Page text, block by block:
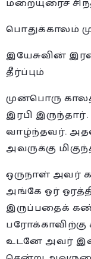
பொதுக்காலம்
இயேசுவின்
தீர்ப்பும்
முன்பொரு
இரபி
வாழ்ந்தவர்.
அவருக்கு
ஒருநாள் அவர்
அங்கே ஓர்
இருப்பதைக்
உடனே அவர்